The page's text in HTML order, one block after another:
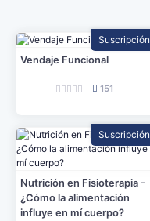
Suscripción
Vendaje Funcional
151
Suscripción
Nutrición en Fisioterapia -
¿Cómo la alimentación
influye en mí cuerpo?